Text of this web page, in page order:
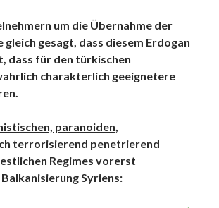
um die Übernahme der
gleich gesagt, dass diesem Erdogan
dass für den türkischen
charakterlich geeignetere
paranoiden,
terrorisierend penetrierend
Regimes vorerst
Syriens: